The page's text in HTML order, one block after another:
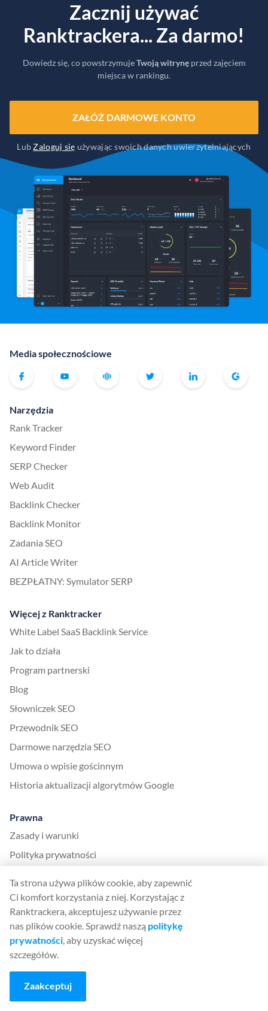
Zacznij używać
Ranktrackera... Za darmo!
Dowiedz się, co powstrzymujeTwoją witrynęprzed zajęciem
miejsca w rankingu.
ZAŁÓŻ DARMOWE KONTO
LubZaloguj się używając swoich danych uwierzytelniających
Media społecznościowe
Narzędzia
Rank Tracker
Keyword Finder
SERP Checker
Web Audit
Backlink Checker
Backlink Monitor
Zadania SEO
AI Article Writer
BEZPŁATNY: Symulator SERP
Więcej z Ranktracker
White Label SaaS Backlink Service
Jak to działa
Program partnerski
Blog
Słowniczek SEO
Przewodnik SEO
Darmowe narzędzia SEO
Umowa o wpisie gościnnym
Historia aktualizacji algorytmów Google
Prawna
Zasady i warunki
Polityka prywatności
App
Zaloguj się
Zarejestruj się
Wycena
Kamienie milowe aplikacji
Helpdesk
Ta strona używa plików cookie, aby zapewnić
Ci komfort korzystania z niej. Korzystając z
Ranktrackera, akceptujesz używanie przez
nas plików cookie. Sprawdź naszą politykę
prywatności, aby uzyskać więcej
szczegółów.
Zaakceptuj